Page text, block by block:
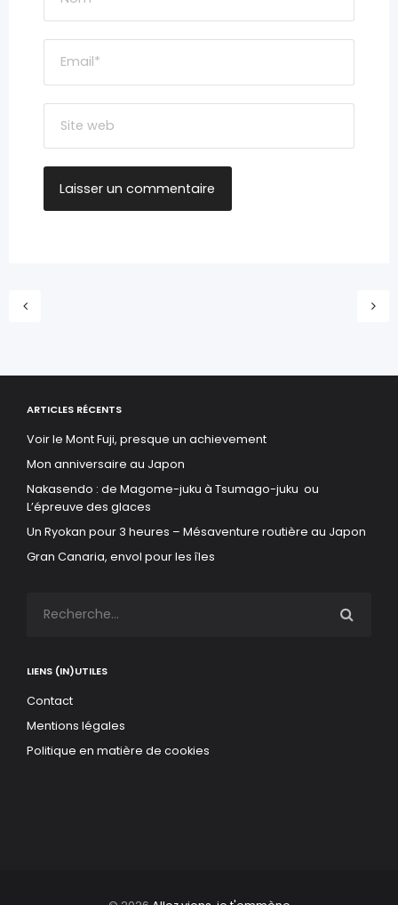
ARTICLES RÉCENTS
Voir le Mont Fuji, presque un achievement
Mon anniversaire au Japon
Nakasendo : de Magome-juku à Tsumago-juku ou
L’épreuve des glaces
Un Ryokan pour 3 heures – Mésaventure routière au Japon
Gran Canaria, envol pour les îles
LIENS (IN)UTILES
Contact
Mentions légales
Politique en matière de cookies